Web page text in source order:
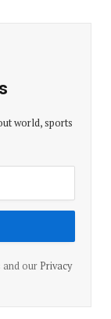
world, sports
and our Privacy